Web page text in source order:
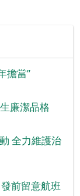
擔當”
廉潔品格
全力維護治
前留意航班